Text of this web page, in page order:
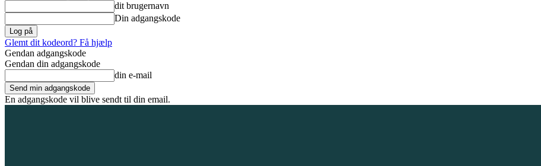
dit brugernavn
Din adgangskode
Glemt dit kodeord? Få hjælp
Gendan adgangskode
Gendan din adgangskode
din e-mail
En adgangskode vil blive sendt til din email.